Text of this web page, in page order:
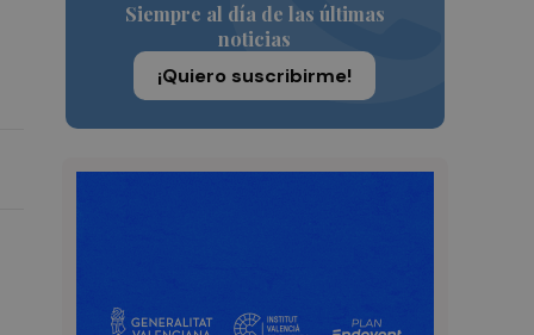
Siempre al día de las últimas
noticias
¡Quiero suscribirme!